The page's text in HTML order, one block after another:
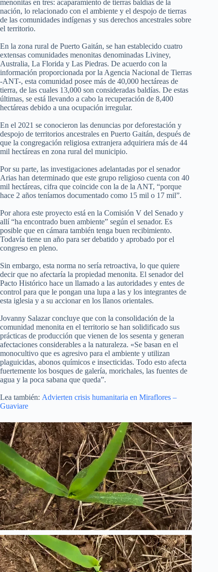
menonitas en tres: acaparamiento de tierras baldías de la
nación, lo relacionado con el ambiente y el despojo de tierras
de las comunidades indígenas y sus derechos ancestrales sobre
el territorio.
En la zona rural de Puerto Gaitán, se han establecido cuatro
extensas comunidades menonitas denominadas Liviney,
Australia, La Florida y Las Piedras. De acuerdo con la
información proporcionada por la Agencia Nacional de Tierras
-ANT-, esta comunidad posee más de 40,000 hectáreas de
tierra, de las cuales 13,000 son consideradas baldías. De estas
últimas, se está llevando a cabo la recuperación de 8,400
hectáreas debido a una ocupación irregular.
En el 2021 se conocieron las denuncias por deforestación y
despojo de territorios ancestrales en Puerto Gaitán, después de
que la congregación religiosa extranjera adquiriera más de 44
mil hectáreas en zona rural del municipio.
Por su parte, las investigaciones adelantadas por el senador
Arias han determinado que este grupo religioso cuenta con 40
mil hectáreas, cifra que coincide con la de la ANT, “porque
hace 2 años teníamos documentado como 15 mil o 17 mil”.
Por ahora este proyecto está en la Comisión V del Senado y
allí “ha encontrado buen ambiente” según el senador. Es
posible que en cámara también tenga buen recibimiento.
Todavía tiene un año para ser debatido y aprobado por el
congreso en pleno.
Sin embargo, esta norma no sería retroactiva, lo que quiere
decir que no afectaría la propiedad menonita. El senador del
Pacto Histórico hace un llamado a las autoridades y entes de
control para que le pongan una lupa a las y los integrantes de
esta iglesia y a su accionar en los llanos orientales.
Jovanny Salazar concluye que con la consolidación de la
comunidad menonita en el territorio se han solidificado sus
prácticas de producción que vienen de los sesenta y generan
afectaciones considerables a la naturaleza. «Se basan en el
monocultivo que es agresivo para el ambiente y utilizan
plaguicidas, abonos químicos e insecticidas. Todo esto afecta
fuertemente los bosques de galería, morichales, las fuentes de
agua y la poca sabana que queda”.
Lea también: Advierten crisis humanitaria en Miraflores –
Guaviare